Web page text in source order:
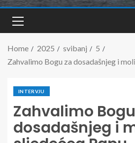
Home 2025 svibanj
5
Zahvalimo Bogu za dosadašnjeg i
INTERVJU
Zahvalimo
dosadašnjeg i